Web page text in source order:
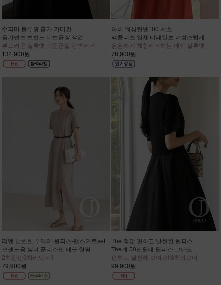
수피마 블루밍 홀가 가디건
홀가먼트 브랜드 니트공장 작업
부드러운 실루엣 미운군살 완벽커버
134,900원
하버 워싱린넨100 셔츠
백플리츠 입체 디테일로 여성스럽게
은은하게 체형커버하는 에이 실루엣
78,900원
리엔 날씬한 투웨이 원피스-랩스커트set
브랜드용 썸머 폴리스판 매끈 찰랑
2차완판3차리오더!!
79,900원
The 정말 편하고 날씬한 원피스
The캐 50만원대 원피스 그대로
편하고 날씬해 보여요!!8차리오더
99,900원